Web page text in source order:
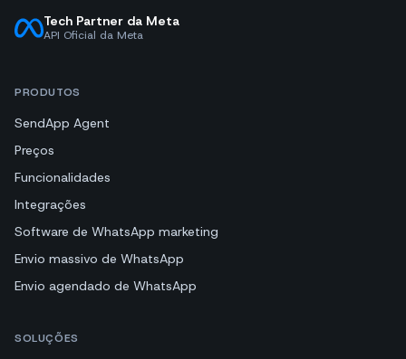
Tech Partner da Meta
API Oficial da Meta
PRODUTOS
SendApp Agent
Preços
Funcionalidades
Integrações
Software de WhatsApp marketing
Envio massivo de WhatsApp
Envio agendado de WhatsApp
SOLUÇÕES